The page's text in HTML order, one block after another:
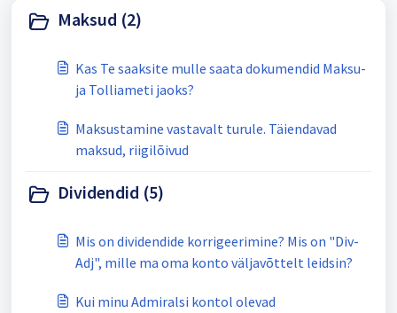
Maksud (2)
Kas Te saaksite mulle saata dokumendid Maksu-
ja Tolliameti jaoks?
Maksustamine vastavalt turule. Täiendavad
maksud, riigilõivud
Dividendid (5)
Mis on dividendide korrigeerimine? Mis on "Div-
Adj", mille ma oma konto väljavõttelt leidsin?
Kui minu Admiralsi kontol olevad